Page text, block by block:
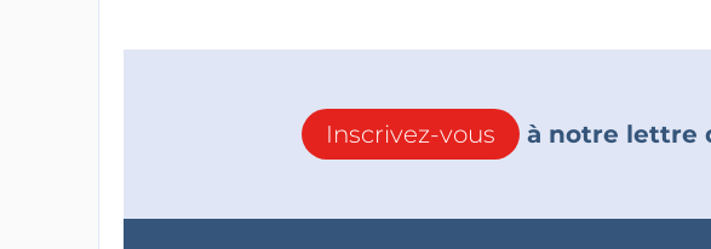
Inscrivez-vous à notre lettre